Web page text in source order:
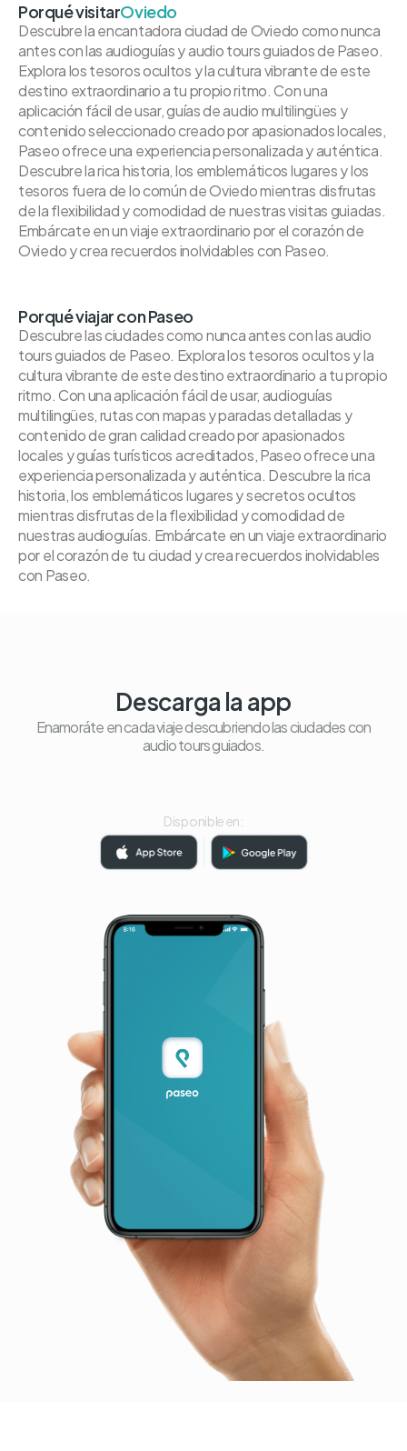
Porqué visitarOviedo
Descubre la encantadora ciudad de Oviedo como nunca
antes con las audioguías y audio tours guiados de Paseo.
Explora los tesoros ocultos y la cultura vibrante de este
destino extraordinario a tu propio ritmo. Con una
aplicación fácil de usar, guías de audio multilingües y
contenido seleccionado creado por apasionados locales,
Paseo ofrece una experiencia personalizada y auténtica.
Descubre la rica historia, los emblemáticos lugares y los
tesoros fuera de lo común de Oviedo mientras disfrutas
de la flexibilidad y comodidad de nuestras visitas guiadas.
Embárcate en un viaje extraordinario por el corazón de
Oviedo y crea recuerdos inolvidables con Paseo.
Porqué viajar con Paseo
Descubre las ciudades como nunca antes con las audio
tours guiados de Paseo. Explora los tesoros ocultos y la
cultura vibrante de este destino extraordinario a tu propio
ritmo. Con una aplicación fácil de usar, audioguías
multilingües, rutas con mapas y paradas detalladas y
contenido de gran calidad creado por apasionados
locales y guías turísticos acreditados, Paseo ofrece una
experiencia personalizada y auténtica. Descubre la rica
historia, los emblemáticos lugares y secretos ocultos
mientras disfrutas de la flexibilidad y comodidad de
nuestras audioguías. Embárcate en un viaje extraordinario
por el corazón de tu ciudad y crea recuerdos inolvidables
con Paseo.
Descarga la app
Enamoráte en cada viaje descubriendo las ciudades con
audio tours guiados.
Disponible en: